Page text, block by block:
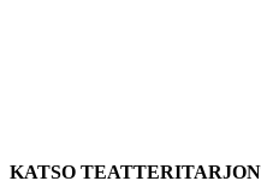
KATSO